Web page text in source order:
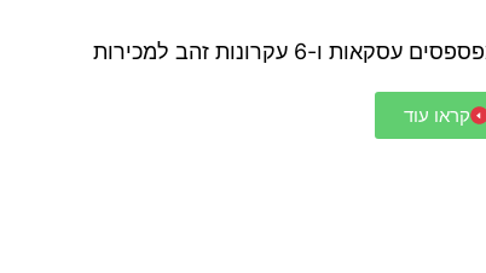
6 עקרונות זהב למכירות
קראו עוד